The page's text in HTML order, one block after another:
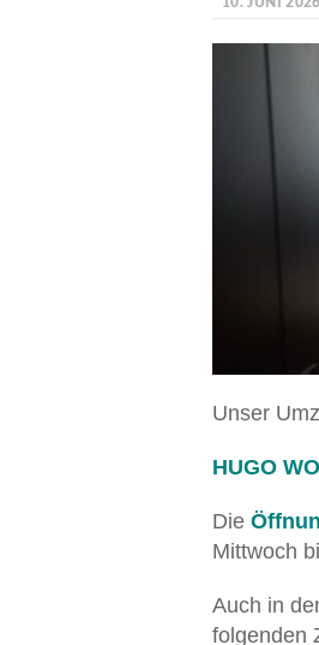
Unser
HUGO
Die
Mittwoch
Auch in
folgenden